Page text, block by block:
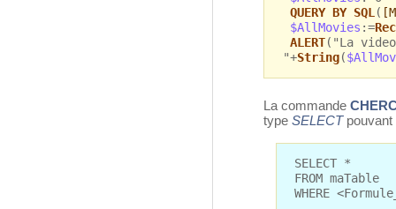
QUERY BY SQL(
$AllMovies :=
ALERT("La
"+String(
La commande
type SELECTpouvant
SELECT *
FROM maTable
WHERE